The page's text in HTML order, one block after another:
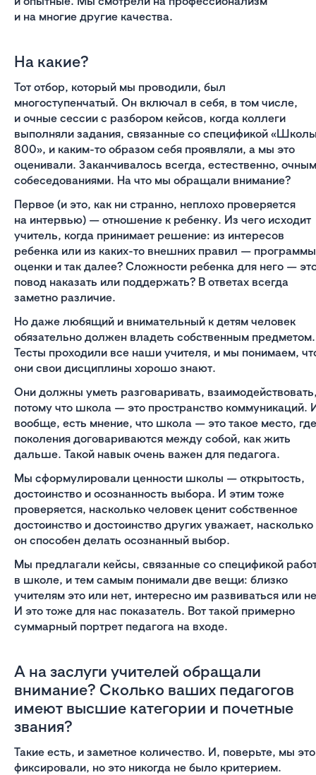
и на многие другие качества.
На какие?
Тот отбор, который мы проводили, был
многоступенчатый. Он включал в себя, в том числе,
и очные сессии с разбором кейсов, когда коллеги
выполняли задания, связанные со спецификой
800», и каким-то образом себя проявляли, а мы это
оценивали. Заканчивалось всегда, естественно,
собеседованиями. На что мы обращали внимание?
Первое (и это, как ни странно, неплохо проверяется
на интервью) — отношение к ребенку. Из чего исходит
учитель, когда принимает решение: из интересов
ребенка или из каких-то внешних правил —
оценки и так далее? Сложности ребенка для него —
повод наказать или поддержать? В ответах всегда
заметно различие.
Но даже любящий и внимательный к детям человек
обязательно должен владеть собственным предметом.
Тесты проходили все наши учителя, и мы понимаем,
они свои дисциплины хорошо знают.
Они должны уметь разговаривать,
потому что школа — это пространство коммуникаций.
вообще, есть мнение, что школа — это такое место, где
поколения договариваются между собой, как жить
дальше. Такой навык очень важен для педагога.
Мы сформулировали ценности школы — открытость,
достоинство и осознанность выбора. И этим тоже
проверяется, насколько человек ценит собственное
достоинство и достоинство других уважает, насколько
он способен делать осознанный выбор.
Мы предлагали кейсы, связанные со спецификой
в школе, и тем самым понимали две вещи: близко
учителям это или нет, интересно им развиваться или
И это тоже для нас показатель. Вот такой примерно
суммарный портрет педагога на входе.
А на заслуги учителей обращали
внимание? Сколько ваших педагогов
имеют высшие категории и почетные
звания?
Такие есть, и заметное количество. И, поверьте, мы это
фиксировали, но это никогда не было критерием.